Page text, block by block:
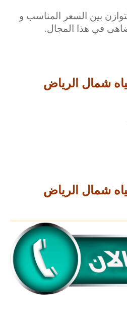
بين السعر المناسب و
في هذا المجال.
شمال الرياض
شمال الرياض